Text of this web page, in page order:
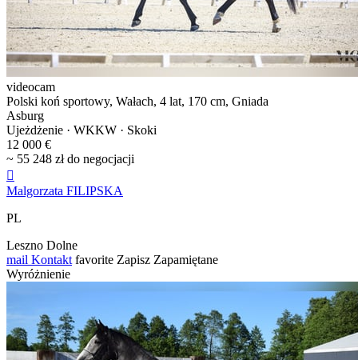
videocam
Polski koń sportowy, Wałach, 4 lat, 170 cm, Gniada
Asburg
Ujeżdżenie · WKKW · Skoki
12 000 €
~ 55 248 zł do negocjacji

Malgorzata FILIPSKA
PL
Leszno Dolne
mail Kontakt favorite Zapisz Zapamiętane
Wyróżnienie